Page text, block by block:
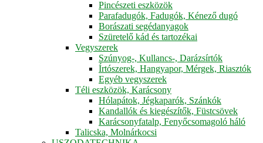
Pincészeti eszközök
Parafadugók, Fadugók, Kénező dugó
Borászati segédanyagok
Szüretelő kád és tartozékai
Vegyszerek
Szúnyog-, Kullancs-, Darázsírtók
Írtószerek, Hangyapor, Mérgek, Riasztók
Egyéb vegyszerek
Téli eszközök, Karácsony
Hólapátok, Jégkaparók, Szánkók
Kandallók és kiegészítők, Füstcsövek
Karácsonyfatalp, Fenyőcsomagoló háló
Talicska, Molnárkocsi